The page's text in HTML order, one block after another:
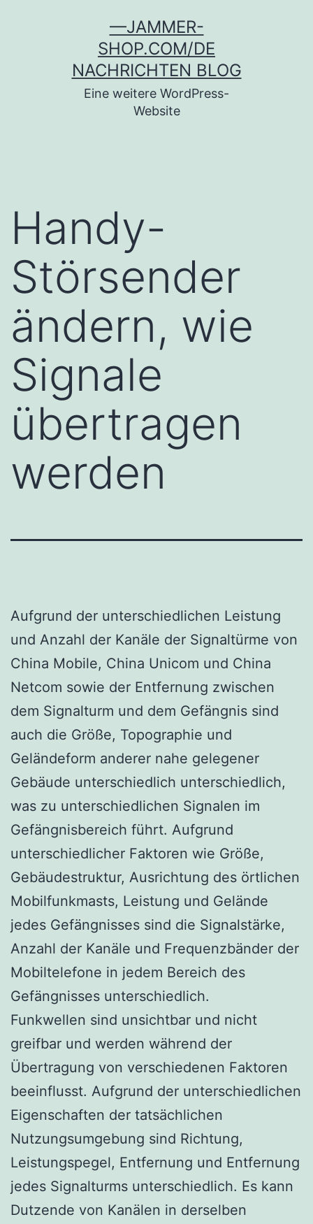
—JAMMER-
SHOP.COM/DE
NACHRICHTEN BLOG
Eine weitere WordPress-
Website
Handy-
Störsender
ändern, wie
Signale
übertragen
werden
Aufgrund der unterschiedlichen Leistung
und Anzahl der Kanäle der Signaltürme von
China Mobile, China Unicom und China
Netcom sowie der Entfernung zwischen
dem Signalturm und dem Gefängnis sind
auch die Größe, Topographie und
Geländeform anderer nahe gelegener
Gebäude unterschiedlich unterschiedlich,
was zu unterschiedlichen Signalen im
Gefängnisbereich führt. Aufgrund
unterschiedlicher Faktoren wie Größe,
Gebäudestruktur, Ausrichtung des örtlichen
Mobilfunkmasts, Leistung und Gelände
jedes Gefängnisses sind die Signalstärke,
Anzahl der Kanäle und Frequenzbänder der
Mobiltelefone in jedem Bereich des
Gefängnisses unterschiedlich.
Funkwellen sind unsichtbar und nicht
greifbar und werden während der
Übertragung von verschiedenen Faktoren
beeinflusst. Aufgrund der unterschiedlichen
Eigenschaften der tatsächlichen
Nutzungsumgebung sind Richtung,
Leistungspegel, Entfernung und Entfernung
jedes Signalturms unterschiedlich. Es kann
Dutzende von Kanälen in derselben